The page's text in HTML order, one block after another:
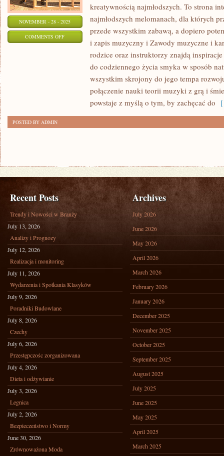
NOVEMBER - 28 - 2025
COMMENTS OFFON
kreatywnością najmłodszych. To strona
najmłodszych melomanach, dla których
przede wszystkim zabawą, a dopiero
i zapis muzyczny i Zawody muzyczne i
rodzice oraz instruktorzy znajdą
do codziennego życia smyka w sposób
wszystkim skrojony do jego tempa
połączenie nauki teorii muzyki z grą i
powstaje z myślą o tym, by zachęcać do
POSTED BY ADMIN
Recent Posts
Trendy i Nowości w Branży
July 13, 2026
Analizy i Prognozy
July 12, 2026
Realizacja i monitoring
July 11, 2026
Wydarzenia i Spotkania Klasyków
July 9, 2026
Poradniki Budowlane
July 8, 2026
Czechy
July 6, 2026
Przestępczośc zorganizowana
July 4, 2026
Dieta i odżywianie
July 3, 2026
Legnica
July 2, 2026
Bezpieczeństwo i Normy
June 30, 2026
Zrównoważona Moda
Archives
July 2026
June 2026
May 2026
April 2026
March 2026
February 2026
January 2026
December 2025
November 2025
October 2025
September 2025
August 2025
July 2025
June 2025
May 2025
April 2025
March 2025